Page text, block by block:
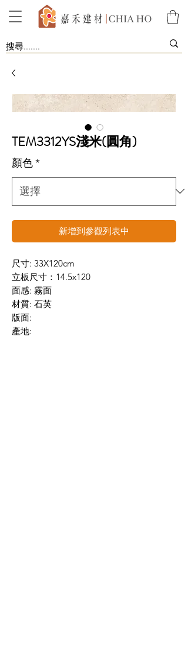
TEM3312YS淺米(圓角)
顏色*
新增到參觀列表中
尺寸: 33X120cm
立板尺寸：14.5x120
面感: 霧面
材質: 石英
版面:
產地: